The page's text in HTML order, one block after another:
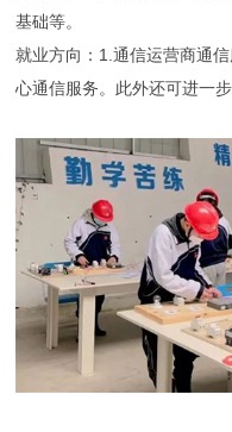
基础等。
就业方向：1.通信运营商通
心通信服务。此外还可进一